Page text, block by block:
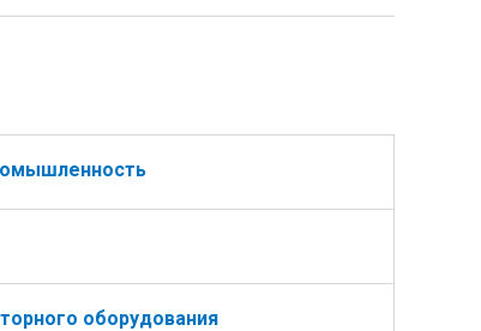
оборудования